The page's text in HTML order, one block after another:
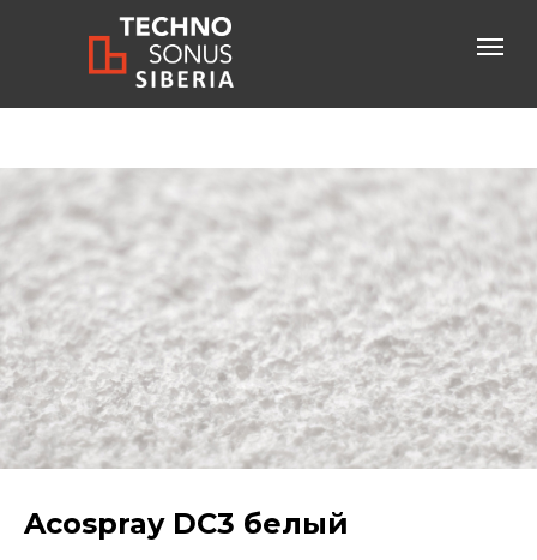
бесплатный звонок по России
+7-800-600-61-83
Acospray DC3 белый